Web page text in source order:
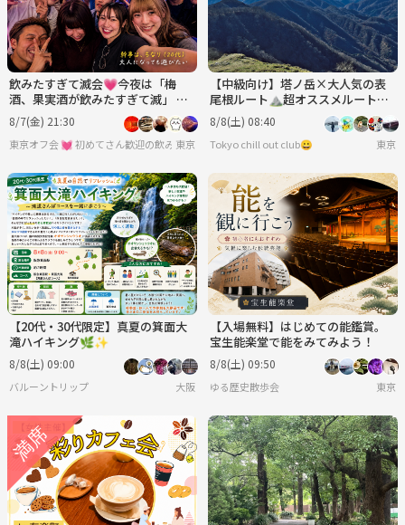
飲みたすぎて滅会💗今夜は「梅
酒、果実酒が飲みたすぎて滅」 🍺
男女年齢地位関係なくフラットに
💞
8/7(金) 21:30
東京オフ会 💓 初めてさん歓迎の飲み会です 💓 男女関係なく純粋に友達作りをしよう
東京
【中級向け】塔ノ岳×大人気の表
尾根ルート⛰️超オススメルート✨
絶景と達成感の登山へ⭐️
8/8(土) 08:40
Tokyo chill out club😀 東京
【20代・30代限定】真夏の箕面大
滝ハイキング🌿✨
8/8(土) 09:00
バルーントリップ 大阪
【入場無料】はじめての能鑑賞。
宝生能楽堂で能をみてみよう！
8/8(土) 09:50
ゆる歴史散歩会 東京